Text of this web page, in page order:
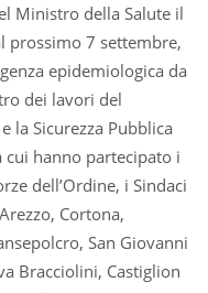
Ministro della Salute il
prossimo 7 settembre,
epidemiologica da
dei lavori del
la Sicurezza Pubblica
hanno partecipato i
dell’Ordine, i Sindaci
Cortona,
San Giovanni
Bracciolini, Castiglion